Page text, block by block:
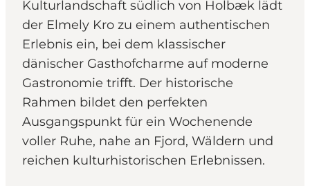
Kulturlandschaft südlich von Holbæk lädt
der Elmely Kro zu einem authentischen
Erlebnis ein, bei dem klassischer
dänischer Gasthofcharme auf moderne
Gastronomie trifft. Der historische
Rahmen bildet den perfekten
Ausgangspunkt für ein Wochenende
voller Ruhe, nahe an Fjord, Wäldern und
reichen kulturhistorischen Erlebnissen.